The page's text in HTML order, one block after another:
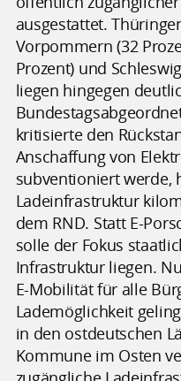
ausgestattet.
Vorpommern (32
Prozent) und
liegen hingegen
kritisierte den
Anschaffung von
subventioniert werde,
Ladeinfrastruktur
dem RND. Statt E-
solle der Fokus
Infrastruktur liegen.
E-Mobilität für alle
Lademöglichkeit
in den ostdeutschen
Kommune im Osten